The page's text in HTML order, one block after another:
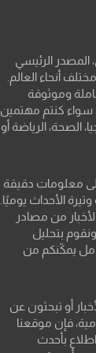
المصدر الرئيسي
أنحاء العالم.
وموثوقة
سواء كنتم مهتمين
الصحة، الرياضة أو
معلومات دقيقة
الأحداث يوميًا.
من مصادر
بتحليل
يمكّنكم من
أو تبحثون عن
فإن موقعنا
بأحدث